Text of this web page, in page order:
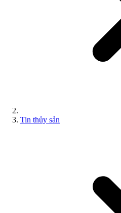
Tin thủy sản